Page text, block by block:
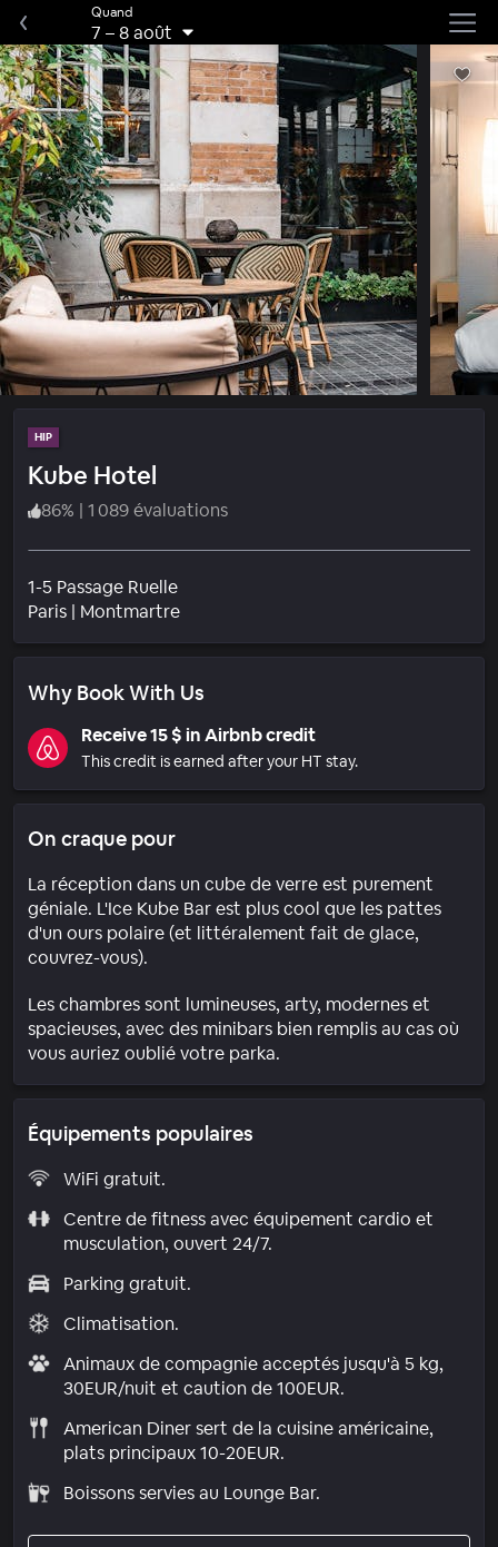
Quand
7 –8 août
HIP
Kube Hotel
86% | 1 089 évaluations
1-5 Passage Ruelle
Paris | MontmartreQuartier
Why Book With Us
Receive 15 $ in Airbnb credit
This credit is earned after your HT stay.
On craque pour
La réception dans un cube de verre est purement
géniale. L'Ice Kube Bar est plus cool que les pattes
d'un ours polaire (et littéralement fait de glace,
couvrez-vous).
Les chambres sont lumineuses, arty, modernes et
spacieuses, avec des minibars bien remplis au cas où
vous auriez oublié votre parka.
Équipements populaires
WiFi gratuit.
Centre de fitness avec équipement cardio et
musculation, ouvert 24/7.
Parking gratuit.
Climatisation.
Animaux de compagnie acceptés jusqu'à 5 kg,
30EUR/nuit et caution de 100EUR.
American Diner sert de la cuisine américaine,
plats principaux 10-20EUR.
Boissons servies au Lounge Bar.